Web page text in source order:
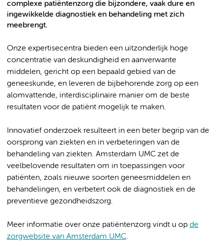
complexe patiëntenzorg die bijzondere, vaak dure en
ingewikkelde diagnostiek en behandeling met zich
meebrengt.
Onze expertisecentra bieden een uitzonderlijk hoge
concentratie van deskundigheid en aanverwante
middelen, gericht op een bepaald gebied van de
geneeskunde, en leveren de bijbehorende zorg op een
alomvattende, interdisciplinaire manier om de beste
resultaten voor de patiënt mogelijk te maken.
Innovatief onderzoek resulteert in een beter begrip van de
oorsprong van ziekten en in verbeteringen van de
behandeling van ziekten. Amsterdam UMC zet de
veelbelovende resultaten om in toepassingen voor
patiënten, zoals nieuwe soorten geneesmiddelen en
behandelingen, en verbetert ook de diagnostiek en de
preventieve gezondheidszorg.
Meer informatie over onze patiëntenzorg vindt u op de
zorgwebsite van Amsterdam UMC.